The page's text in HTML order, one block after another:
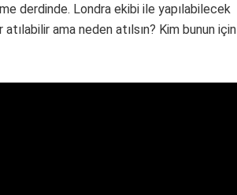
derdinde. Londra ekibi ile yapılabilecek
ama neden atılsın? Kim bunun için